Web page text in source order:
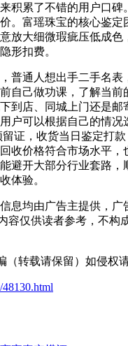
积累了不错的用户口
。富瑶珠宝的核心鉴
放大细微瑕疵压低成
形扣费。
通人想出手二手名表
自己做功课，了解当
到店、同城上门还是
户可以根据自己的情
证，收货当日鉴定打
收价格符合市场水平
避开大部分行业套路
体验。
均由广告主提供，广
容仅供读者参考，不
（转载请保留）如侵权